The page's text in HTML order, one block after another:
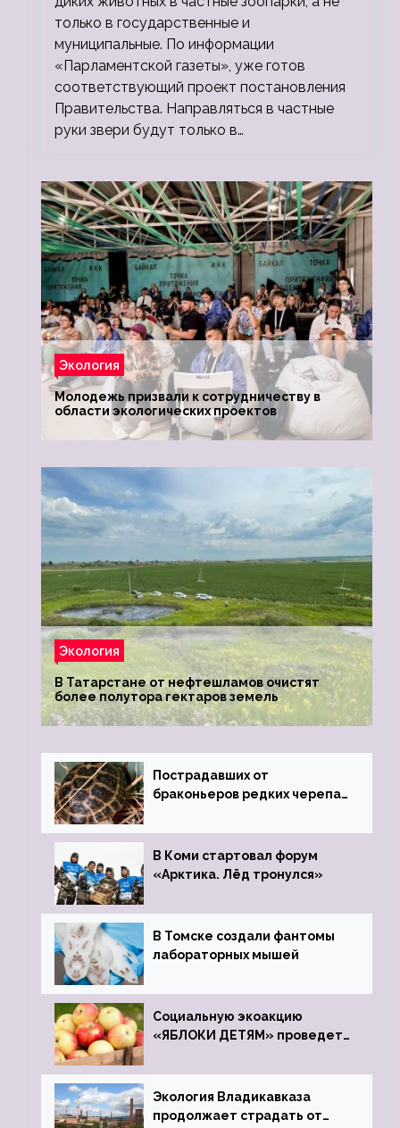
только в государственные и
муниципальные. По информации
«Парламентской газеты», уже готов
соответствующий проект постановления
Правительства. Направляться в частные
руки звери будут только в…
Экология
Молодежь призвали к сотрудничеству в
области экологических проектов
Экология
В Татарстане от нефтешламов очистят
более полутора гектаров земель
Пострадавших от
браконьеров редких черепах
зоопарк
В Коми стартовал форум
«Арктика. Лёд тронулся»
В Томске создали фантомы
лабораторных мышей
Социальную экоакцию
«ЯБЛОКИ ДЕТЯМ» проведет
Экология Владикавказа
продолжает страдать от